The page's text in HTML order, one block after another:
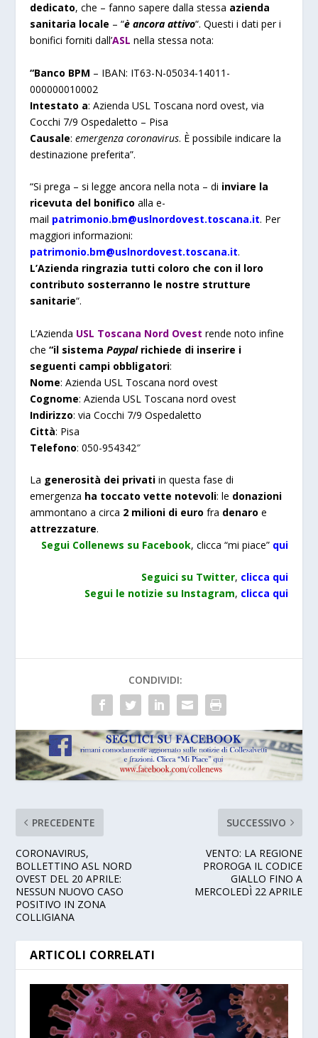
dedicato, che – fanno sapere dalla stessa azienda
sanitaria locale – “è ancora attivo“. Questi i dati per i
bonifici forniti dall’ASL nella stessa nota:
“Banco BPM – IBAN: IT63-N-05034-14011-
000000010002
Intestato a: Azienda USL Toscana nord ovest, via
Cocchi 7/9 Ospedaletto – Pisa
Causale:emergenza coronavirus. È possibile indicare la
destinazione preferita”.
“Si prega – si legge ancora nella nota – di inviare la
ricevuta del bonifico alla e-
mail patrimonio.bm@uslnordovest.toscana.it. Per
maggiori informazioni:
patrimonio.bm@uslnordovest.toscana.it.
L’Azienda ringrazia tutti coloro che con il loro
contributo sosterranno le nostre strutture
sanitarie“.
L’Azienda USL Toscana Nord Ovest rende noto infine
che“il sistemaPaypalrichiede di inserire i
seguenti campi obbligatori:
Nome: Azienda USL Toscana nord ovest
Cognome: Azienda USL Toscana nord ovest
Indirizzo: via Cocchi 7/9 Ospedaletto
Città: Pisa
Telefono: 050-954342″
La generosità dei privati in questa fase di
emergenza ha toccato vette notevoli: le donazioni
ammontano a circa 2 milioni di euro fra denaro e
attrezzature.
Segui Collenews su Facebook, clicca “mi piace” qui
Seguici su Twitter, clicca qui
Segui le notizie su Instagram, clicca qui
CONDIVIDI:
PRECEDENTE
CORONAVIRUS,
BOLLETTINO ASL NORD
OVEST DEL 20 APRILE:
NESSUN NUOVO CASO
POSITIVO IN ZONA
COLLIGIANA
SUCCESSIVO
VENTO: LA REGIONE
PROROGA IL CODICE
GIALLO FINO A
MERCOLEDÌ 22 APRILE
ARTICOLI CORRELATI